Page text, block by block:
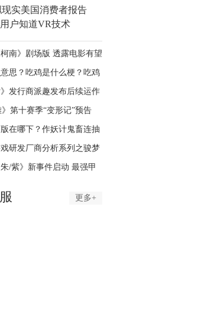
现实美国消费者报告
户知道VR技术
南》剧场版 透露电影有望
思？吃鸡是什么梗？吃鸡
》发行商派趣发布后续运作
》第十赛季“变形记”预告
在哪下？作妖计鬼畜连抽
研发厂商分析系列之骏梦
朱/紫》新事件启动 最强甲
更多+